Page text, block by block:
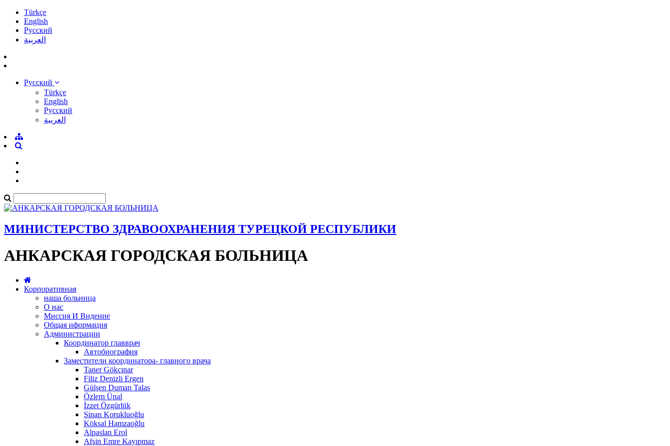
Türkçe
English
Pусский
العربية
Pусский
Türkçe
English
Pусский
العربية
МИНИСТЕРСТВО ЗДРАВООХРАНЕНИЯ ТУРЕЦКОЙ РЕСПУБЛИКИ
АНКАРСКАЯ ГОРОДСКАЯ БОЛЬНИЦА
Корпоративная
наша больница
О нас
Миссия И Видение
Общая иформация
Администрации
Координатор главврач
Автобиография
Заместители координатора- главного врача
Taner Gökçınar
Filiz Denizli Ergen
Gülşen Duman Talas
Özlem Ünal
İzzet Özgürlük
Sinan Korukluoğlu
Köksal Hamzaoğlu
Alpaslan Erol
Afşin Emre Kayıpmaz